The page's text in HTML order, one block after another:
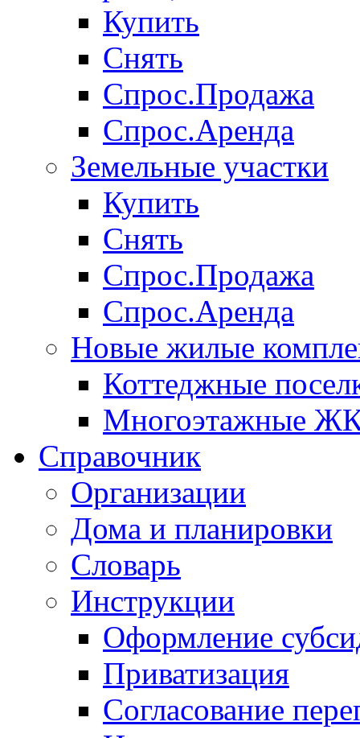
Купить
Снять
Спрос.Продажа
Спрос.Аренда
Земельные участки
Купить
Снять
Спрос.Продажа
Спрос.Аренда
Новые жилые
Коттеджные
Многоэтажные
Справочник
Организации
Дома и планировки
Словарь
Инструкции
Оформление
Приватизация
Согласование